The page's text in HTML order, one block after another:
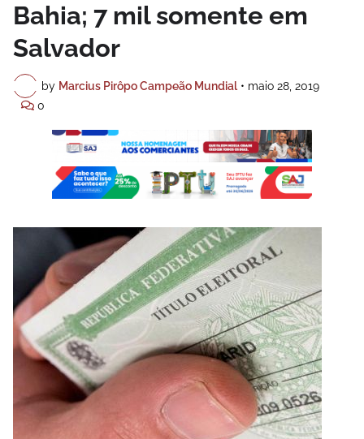
Bahia; 7 mil somente em
Salvador
by Marcius Pirôpo Campeão Mundial • maio 28, 2019
0